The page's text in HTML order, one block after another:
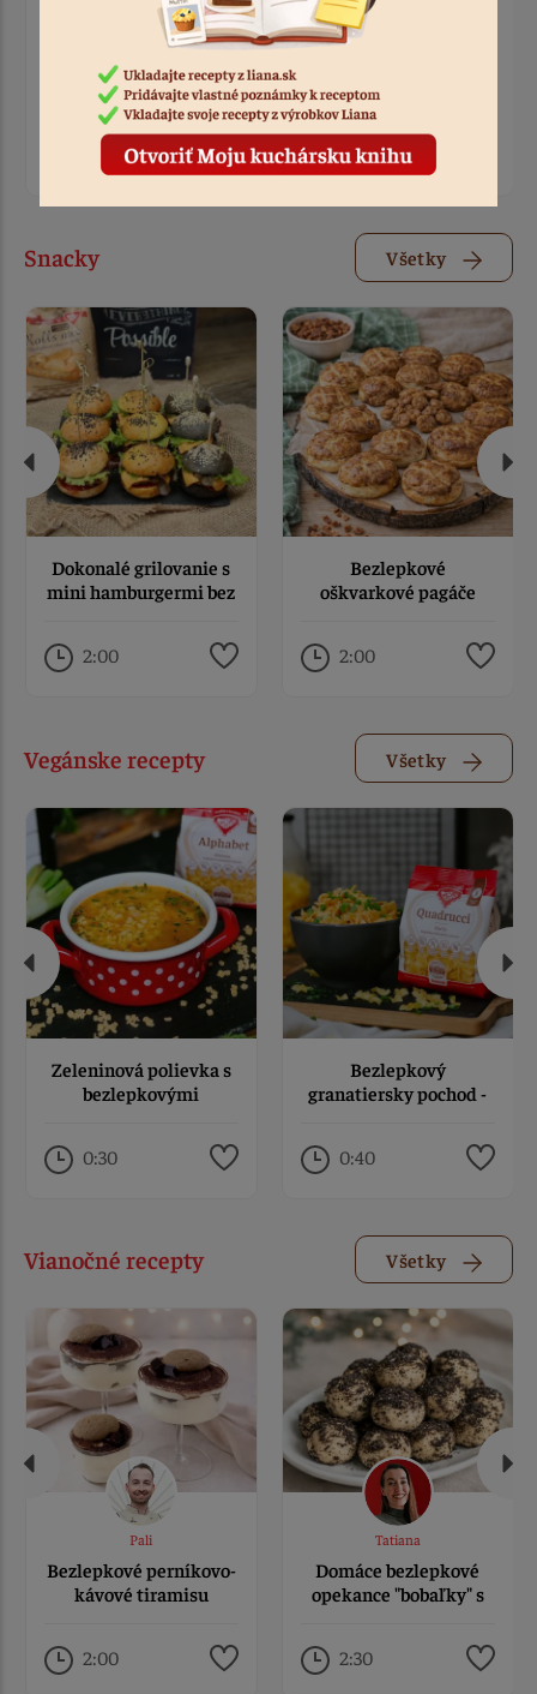
Tatiana
Cestovinový šalát s
tuniakom | Rýchly
bezlepkový obed z
Fusilli Liana
obed: Liana cestoviny s
pečenou zeleninou a
fetou
0:30
Snacky Všetky
Dokonalé grilovanie s
mini hamburgermi bez
2:00
Bezlepkové
oškvarkové pagáče
2:00
Vegánske recepty Všetky
Zeleninová polievka s
bezlepkovými
0:30
Bezlepkový
granatiersky pochod -
0:40
Vianočné recepty Všetky
Pali
Bezlepkové perníkovo-
kávové tiramisu
2:00
Tatiana
Domáce bezlepkové
opekance "bobaľky" s
2:30